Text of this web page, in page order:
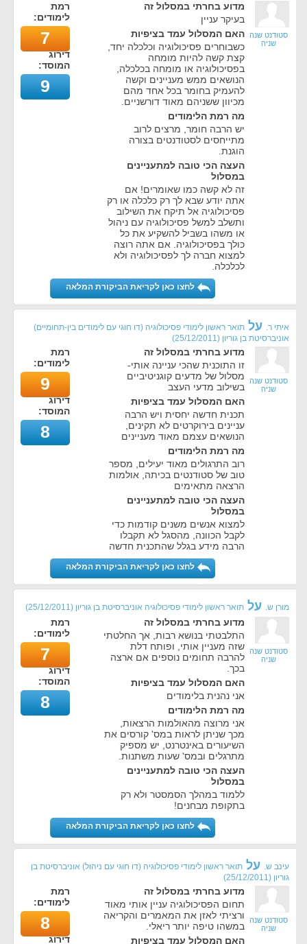
סטודנט שנה
שניה
מדוע בחרתי במסלול זה
בעיקר עניין
האם המסלול עמד בציפיות
כשבוחרים פסיכולוגיה וכלכלה יחד,
קצת קשה להיות מומחה
בפסיכולוגיה או מומחה בכלכלה,
הנושאים ממש מעניינים וקשה
להעמיק בחומר בכל אחד מהם
מכיוון ששניהם מאוד דורשניים.
מה רמת הלימודים
יש הרבה חומר, מרצים לרוב
מתייחסים לסטודנטים בצורה
הוגנת.
העצה הכי טובה למתעניינים
במסלול
זה לא קשה כמו שאומרים! אם
אתה יודע שבא לך רק כלכלה או רק
פסיכולוגיה אל תיקח את השילוב
ותשלב למשל פסיכולוגיה עם ניהול
או משהו בשביל להשקיע את כל
כולך בפסיכולוגיה. אם אתה רוצה
למצוא חברה לך לפסיכולוגיה ולא
לכלכלה.
רמת
לימודים:
7
דירוג
המוסד:
9
לחצו כאן לקריאת הביקורת המלאה
איתי ר. על תואר ראשון לימודי פסיכולוגיה (דו חוגי עם לימודים בין-תחומיים)
אוניברסיטת בן גוריון (
25/12/2011
)
סטודנט שנה
שניה
מדוע בחרתי במסלול זה
זו התוכנית שהכי עניינה אותי-
מסלול של מדעים קוגניטיביים
בשילוב מדעי העצב
האם המסלול עמד בציפיות
תכנית חדשה יחסית ויש הרבה
עניינים בירוקרטים לא תקינים,
הנושאים עצמם מאוד מעניינים
מה רמת הלימודים
רוב התרגולים מאוד יעילים, מספר
טוב של סטודנטים בכיתה, אולמות
הרצאה מתאימים
העצה הכי טובה למתעניינים
במסלול
למצוא אנשים משנים קודמות כדי
לקבל הכוונה, מהסגל לא תקבלו
הרבה מידע בגלל שהתכנית חדשה
רמת
לימודים:
9
דירוג
המוסד:
8
לחצו כאן לקריאת הביקורת המלאה
מורן ש. על תואר ראשון לימודי פסיכולוגיה אוניברסיטת בן גוריון (
25/12/2011
)
סטודנט שנה
שניה
מדוע בחרתי במסלול זה
התלבטתי בנושא רבות, אך החלטתי
שזה מעניין אותי, ופותח דלת
להרבה תחומים נוספים אם ארצה
בכך.
האם המסלול עמד בציפיות
אני נהנית בלימודים
מה רמת הלימודים
אני מרוצה מהאולמות הרצאות,
מכך שניתן לראות במס' קורסים את
השיעורים באינטרנט, יש מספיק
מתרגלים ובמס' שעות משתנות.
העצה הכי טובה למתעניינים
במסלול
ללמוד במהלך הסמסטר ולא רק
בתקופת מבחנים!
רמת
לימודים:
7
דירוג
המוסד:
8
לחצו כאן לקריאת הביקורת המלאה
עינב ש. על תואר ראשון לימודי פסיכולוגיה (דו חוגי עם ניהול) אוניברסיטת בן
גוריון (
25/12/2011
)
סטודנט שנה
שניה
מדוע בחרתי במסלול זה
תחום הפסיכולוגיה עניין אותי מאוד
ורציתי לאזן את המאמרים והקריאה
במשהו טיפה יותר ריאלי.
האם המסלול עמד בציפיות
רמת
לימודים:
8
דירוג